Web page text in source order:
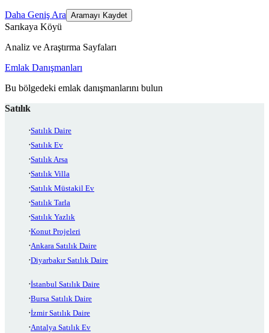
Daha Geniş Ara Aramayı Kaydet
Sarıkaya Köyü
Analiz ve Araştırma Sayfaları
Emlak Danışmanları
Bu bölgedeki emlak danışmanlarını bulun
Satılık
Satılık Daire
Satılık Ev
Satılık Arsa
Satılık Villa
Satılık Müstakil Ev
Satılık Tarla
Satılık Yazlık
Konut Projeleri
Ankara Satılık Daire
Diyarbakır Satılık Daire
İstanbul Satılık Daire
Bursa Satılık Daire
İzmir Satılık Daire
Antalya Satılık Ev